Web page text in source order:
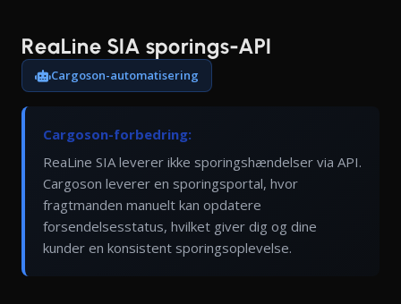
ReaLine SIA sporings-API
Cargoson-automatisering
Cargoson-forbedring:
ReaLine SIA leverer ikke sporingshændelser via API.
Cargoson leverer en sporingsportal, hvor
fragtmanden manuelt kan opdatere
forsendelsesstatus, hvilket giver dig og dine
kunder en konsistent sporingsoplevelse.